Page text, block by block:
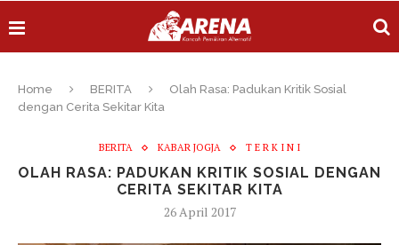
Home BERITA
Olah Rasa: Padukan Kritik Sosial
dengan Cerita Sekitar Kita
BERITA KABAR JOGJA T E R K I N I
OLAH RASA: PADUKAN KRITIK SOSIAL DENGAN
CERITA SEKITAR KITA
26 April 2017